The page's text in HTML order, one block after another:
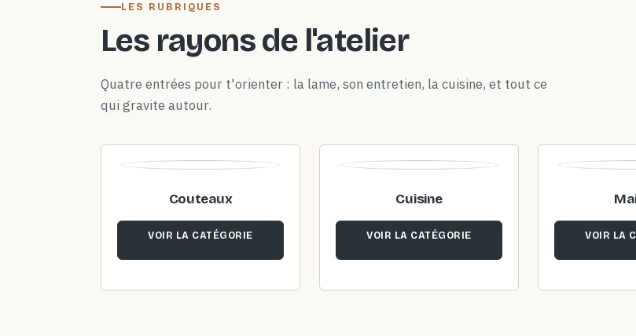
LES RUBRIQUES
Les rayons de l'atelier
Quatre entrées pour t'orienter : la lame, son entretien, la cuisine, et tout ce
qui gravite autour.
Couteaux
VOIR LA CATÉGORIE
Cuisine
VOIR LA CATÉGORIE VOIR LA